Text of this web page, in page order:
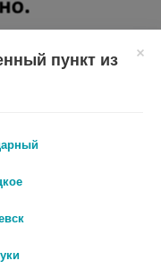
внешний вид и
пункт из